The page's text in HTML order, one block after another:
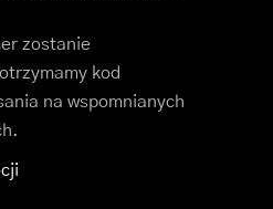
zostanie
kod
na wspomnianych